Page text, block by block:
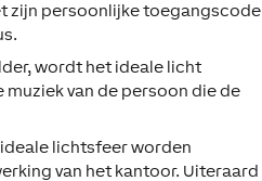
zijn persoonlijke toegangscode
wordt het ideale licht
van de persoon die de
lichtsfeer worden
van het kantoor. Uiteraard